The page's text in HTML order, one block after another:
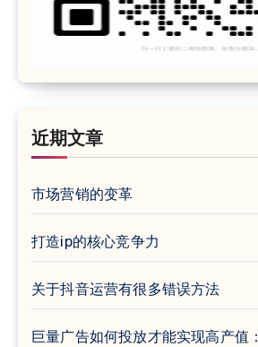
近期文章
市场营销的变革
打造ip的核心竞争力
关于抖音运营有很多错误方法
巨量广告如何投放才能实现高产值：